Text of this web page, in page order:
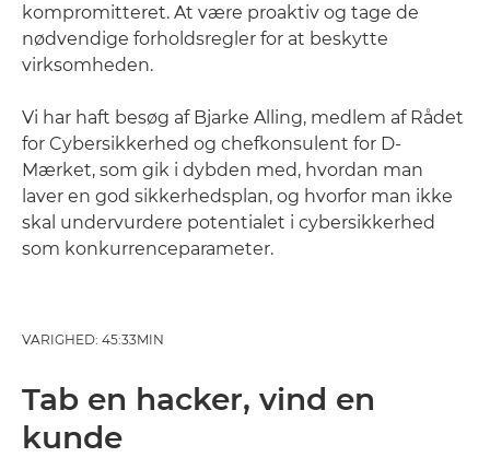
kompromitteret. At være proaktiv og tage de
nødvendige forholdsregler for at beskytte
virksomheden.
Vi har haft besøg af Bjarke Alling, medlem af Rådet
for Cybersikkerhed og chefkonsulent for D-
Mærket, som gik i dybden med, hvordan man
laver en god sikkerhedsplan, og hvorfor man ikke
skal undervurdere potentialet i cybersikkerhed
som konkurrenceparameter.
VARIGHED: 45:33MIN
Tab en hacker, vind en
kunde